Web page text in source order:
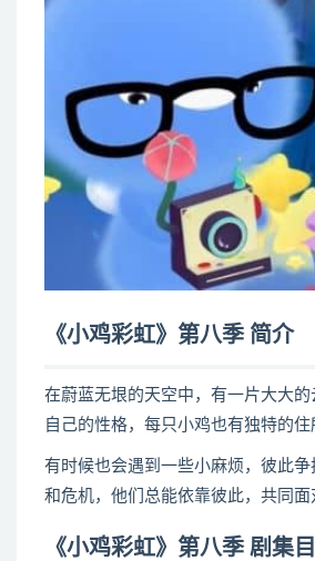
《小鸡彩虹》第八季 简介
在蔚蓝无垠的天空中，有一片大大
自己的性格，每只小鸡也有独特的
有时候也会遇到一些小麻烦，彼此
和危机，他们总能依靠彼此，共同
《小鸡彩虹》第八季 剧集